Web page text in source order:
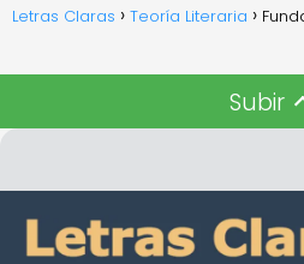
Letras Claras Teoría Literaria
Subir